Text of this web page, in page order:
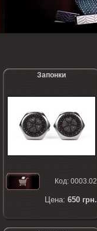
Запонки
Код: 0003.02
Цена: 650 грн.